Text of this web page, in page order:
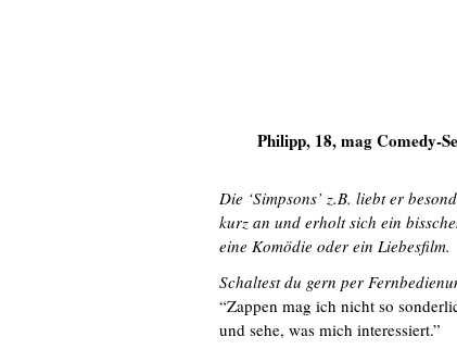
Philipp, 18, mag Comedy-
Die ‘Simpsons’ z.B. liebt er
kurz an und erholt sich ein
eine Komödie oder ein Liebesfilm.
Schaltest du gern per
“Zappen mag ich nicht so
und sehe, was mich interessiert.”